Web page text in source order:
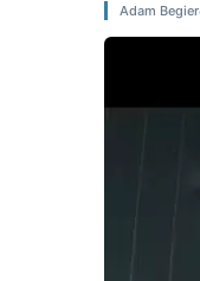
Adam Begier